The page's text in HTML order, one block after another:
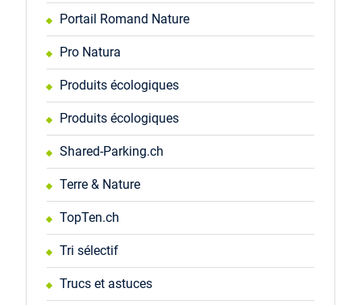
Portail Romand Nature
Pro Natura
Produits écologiques
Produits écologiques
Shared-Parking.ch
Terre & Nature
TopTen.ch
Tri sélectif
Trucs et astuces